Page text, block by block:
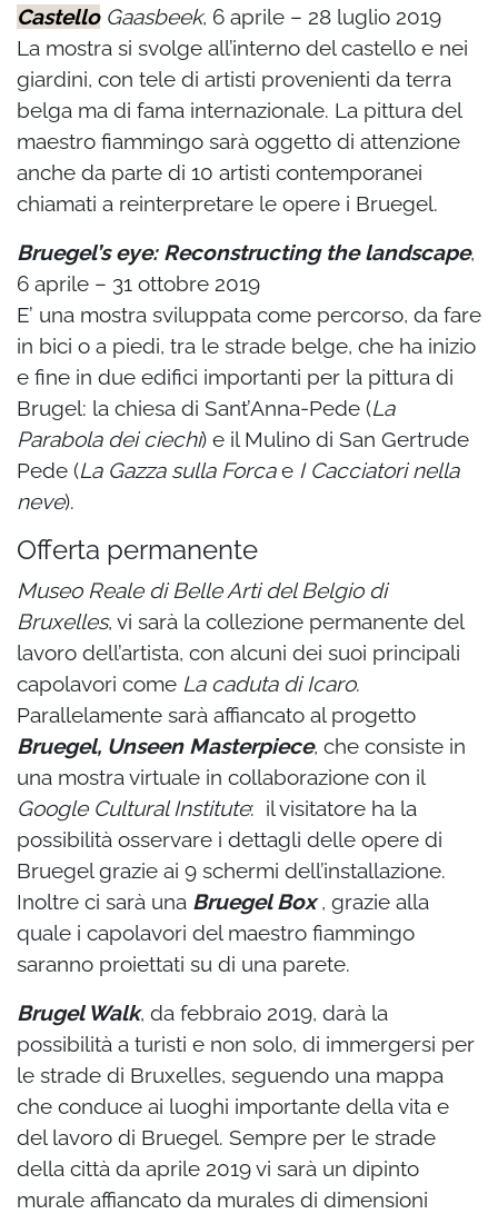
CastelloGaasbeek, 6 aprile – 28 luglio 2019
La mostra si svolge all’interno del castello e nei
giardini, con tele di artisti provenienti da terra
belga ma di fama internazionale. La pittura del
maestro fiammingo sarà oggetto di attenzione
anche da parte di 10 artisti contemporanei
chiamati a reinterpretare le opere i Bruegel.
Bruegel’s eye: Reconstructing the landscape,
6 aprile – 31 ottobre 2019
E’ una mostra sviluppata come percorso, da fare
in bici o a piedi, tra le strade belge, che ha inizio
e fine in due edifici importanti per la pittura di
Brugel: la chiesa di Sant’Anna-Pede (La
Parabola dei ciechi) e il Mulino di San Gertrude
Pede (La Gazza sulla Forcae I Cacciatori nella
neve).
Offerta permanente
Museo Reale di Belle Arti del Belgio di
Bruxelles, vi sarà la collezione permanente del
lavoro dell’artista, con alcuni dei suoi principali
capolavori come La caduta di Icaro.
Parallelamente sarà affiancato al progetto
Bruegel, Unseen Masterpiece, che consiste in
una mostra virtuale in collaborazione con il
Google Cultural Institute: il visitatore ha la
possibilità osservare i dettagli delle opere di
Bruegel grazie ai 9 schermi dell’installazione.
Inoltre ci sarà una Bruegel Box, grazie alla
quale i capolavori del maestro fiammingo
saranno proiettati su di una parete.
Brugel Walk, da febbraio 2019, darà la
possibilità a turisti e non solo, di immergersi per
le strade di Bruxelles, seguendo una mappa
che conduce ai luoghi importante della vita e
del lavoro di Bruegel. Sempre per le strade
della città da aprile 2019 vi sarà un dipinto
murale affiancato da murales di dimensioni